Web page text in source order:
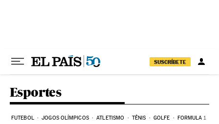
SUSCRÍBETE
Esportes
FUTEBOL JOGOS OLÍMPICOS ATLETISMO TÊNIS GOLFE FORMULA 1